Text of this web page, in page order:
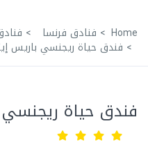
Home فنادق فرنسا
فندق حياة ريجنسي باريس
فندق حياة ريجنسي